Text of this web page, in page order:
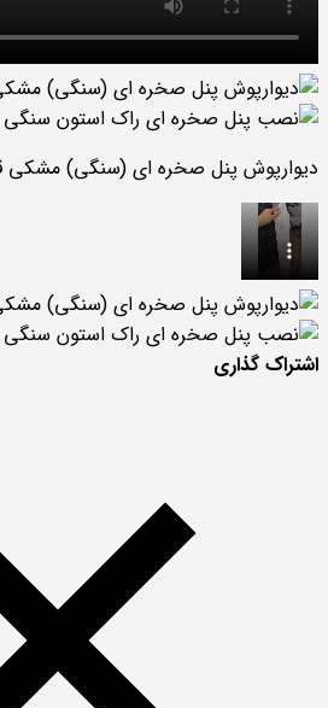
دیوارپوش پنل صخره ای (سنگی) مشکی قطر 10.5 سانتیمتر
اشتراک گذاری